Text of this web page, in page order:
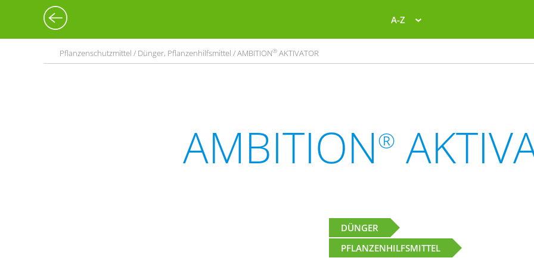
A-Z
Pflanzenschutzmittel / Dünger, Pflanzenhilfsmittel / AMBITION® AKTIVATOR
AMBITION®
DÜNGER
PFLANZENHILFSMITTEL